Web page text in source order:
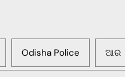
Odisha Police ଆର